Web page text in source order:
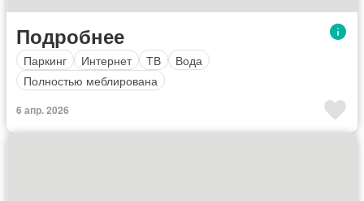
Подробнее
Паркинг Интернет ТВ
Вода
Полностью меблирована
6 апр. 2026